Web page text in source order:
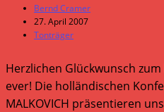
Beitrags-
Autor:
Bernd Cramer
Beitrag
veröffentlicht:
27. April 2007
Beitrags-
Tonträger
Herzlichen Glückwunsch
ever! Die holländischen
MALKOVICH präsentieren